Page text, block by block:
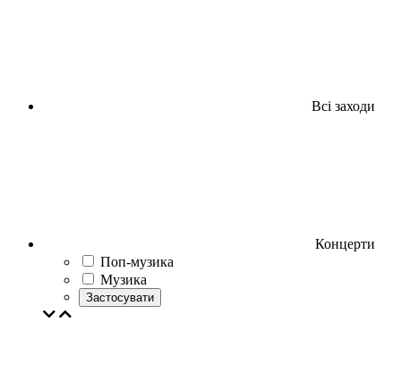
Всі заходи
Концерти
Поп-музика
Музика
Застосувати